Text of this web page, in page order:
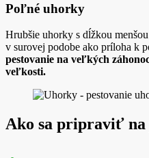
Poľné uhorky
Hrubšie uhorky s dĺžkou
v surovej podobe ako príloha k
pestovanie na veľkých
veľkosti.
Ako sa pripraviť na